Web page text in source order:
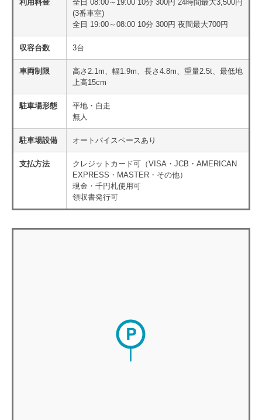
利用料金
全日 08:00～19:00 10分 300円 24時間最大3,500円
(3番車室)
全日 19:00～08:00 10分 300円 夜間最大700円
収容台数 3台
車両制限
高さ2.1m、幅1.9m、長さ4.8m、重量2.5t、最低地
上高15cm
駐車場形態
平地・自走
無人
駐車場設備 オートバイスペースあり
支払方法
クレジットカード可（VISA・JCB・AMERICAN
EXPRESS・MASTER・その他）
現金・千円札使用可
領収書発行可